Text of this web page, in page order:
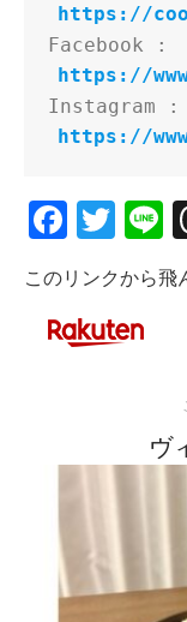
https://
Facebook :
https://
Instagram :
https://
このリンクから飛
ヴ